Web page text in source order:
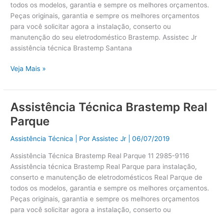
todos os modelos, garantia e sempre os melhores orçamentos.
Peças originais, garantia e sempre os melhores orçamentos
para você solicitar agora a instalação, conserto ou
manutenção do seu eletrodoméstico Brastemp. Assistec Jr
assistência técnica Brastemp Santana
Veja Mais »
Assistência Técnica Brastemp Real
Parque
Assistência Técnica | PorAssistec Jr |06/07/2019
Assistência Técnica Brastemp Real Parque 11 2985-9116
Assistência técnica Brastemp Real Parque para instalação,
conserto e manutenção de eletrodomésticos Real Parque de
todos os modelos, garantia e sempre os melhores orçamentos.
Peças originais, garantia e sempre os melhores orçamentos
para você solicitar agora a instalação, conserto ou
Assistência
Técnica
Brastemp
Real